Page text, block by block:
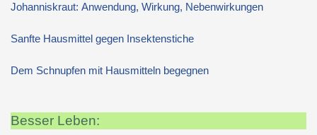
Johanniskraut: Anwendung, Wirkung, Nebenwirkungen
Sanfte Hausmittel gegen Insektenstiche
Dem Schnupfen mit Hausmitteln begegnen
Besser Leben: